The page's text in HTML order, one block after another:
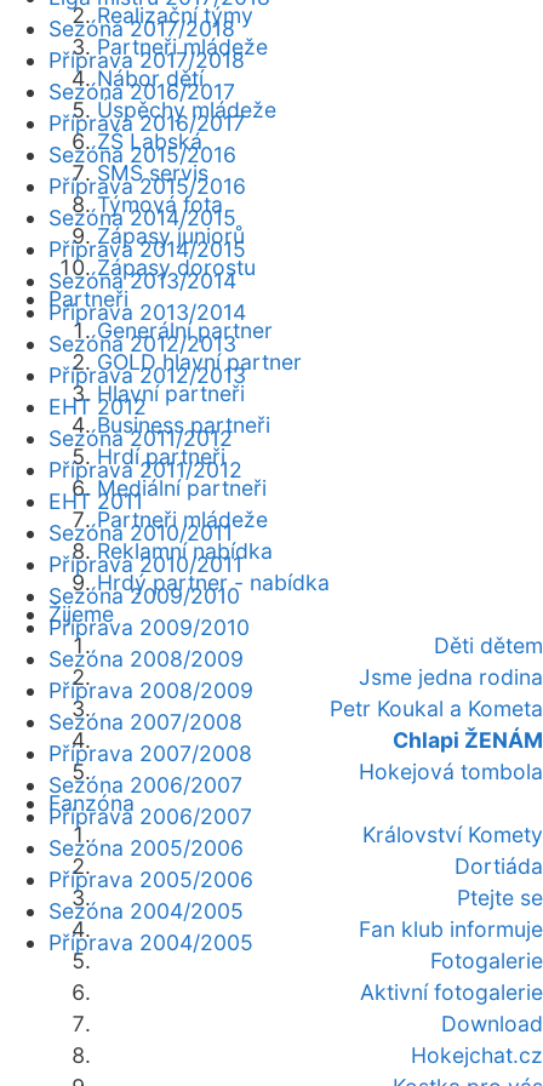
Realizační týmy
Partneři mládeže
Nábor dětí
Úspěchy mládeže
ZŠ Labská
SMS servis
Týmová fota
Zápasy juniorů
Zápasy dorostu
Partneři
Generální partner
GOLD hlavní partner
Hlavní partneři
Business partneři
Hrdí partneři
Mediální partneři
Partneři mládeže
Reklamní nabídka
Hrdý partner - nabídka
Žijeme
Děti dětem
Jsme jedna rodina
Petr Koukal a Kometa
Chlapi ŽENÁM
Hokejová tombola
Fanzóna
Království Komety
Dortiáda
Ptejte se
Fan klub informuje
Fotogalerie
Aktivní fotogalerie
Download
Hokejchat.cz
Sezóna 2017/2018
Příprava 2017/2018
Sezóna 2016/2017
Příprava 2016/2017
Sezóna 2015/2016
Příprava 2015/2016
Sezóna 2014/2015
Příprava 2014/2015
Sezóna 2013/2014
Příprava 2013/2014
Sezóna 2012/2013
Příprava 2012/2013
EHT 2012
Sezóna 2011/2012
Příprava 2011/2012
EHT 2011
Sezóna 2010/2011
Příprava 2010/2011
Sezóna 2009/2010
Příprava 2009/2010
Sezóna 2008/2009
Příprava 2008/2009
Sezóna 2007/2008
Příprava 2007/2008
Sezóna 2006/2007
Příprava 2006/2007
Sezóna 2005/2006
Příprava 2005/2006
Sezóna 2004/2005
Příprava 2004/2005